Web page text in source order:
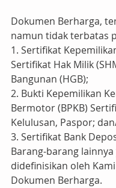
Dokumen Berharga,
namun tidak terbatas
1. Sertifikat
Sertifikat Hak Milik
Bangunan (HGB);
2. Bukti Kepemilikan
Bermotor (BPKB)
Kelulusan, Paspor;
3. Sertifikat Bank
Barang-barang lainnya
didefinisikan oleh
Dokumen Berharga.